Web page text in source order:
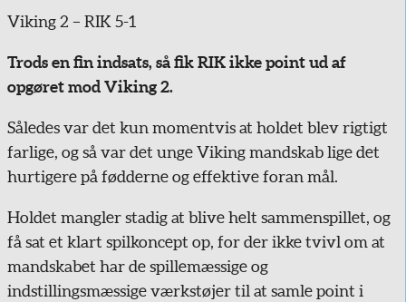
Viking 2 – RIK 5-1
Trods en fin indsats, så fik RIK ikke point ud af
opgøret mod Viking 2.
Således var det kun momentvis at holdet blev rigtigt
farlige, og så var det unge Viking mandskab lige det
hurtigere på fødderne og effektive foran mål.
Holdet mangler stadig at blive helt sammenspillet, og
få sat et klart spilkoncept op, for der ikke tvivl om at
mandskabet har de spillemæssige og
indstillingsmæssige værkstøjer til at samle point i